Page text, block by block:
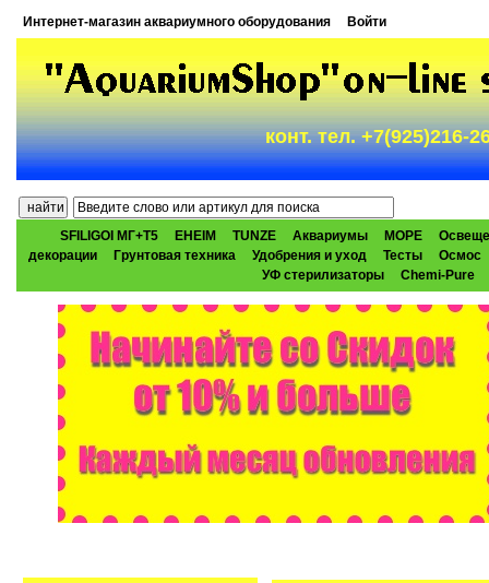
Интернет-магазин аквариумного оборудования Войти
конт. тел. +7(925)216-
SFILIGOI МГ+Т5 EHEIM TUNZE Аквариумы МОРЕ
декорации
Грунтовая техника Удобрения и уход Тесты
Осмос
УФ стерилизаторы
Chemi-Pure